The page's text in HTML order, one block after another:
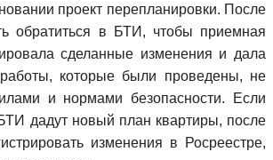
проект перепланировки. После
обратиться в БТИ, чтобы приемная
сделанные изменения и дала
которые были проведены, не
и нормами безопасности. Если
дадут новый план квартиры, после
изменения в Росреестре,